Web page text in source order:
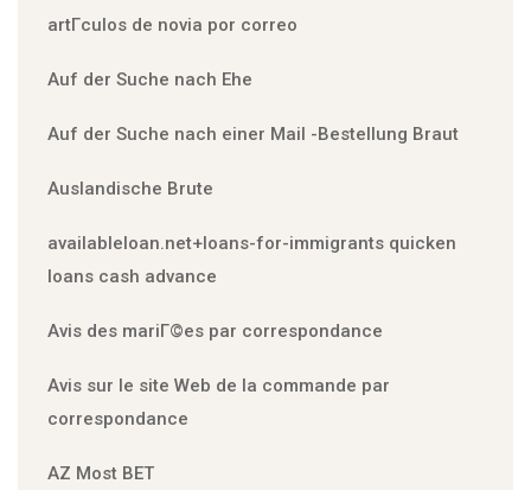
artГ­culos de novia por correo
Auf der Suche nach Ehe
Auf der Suche nach einer Mail -Bestellung Braut
Auslandische Brute
availableloan.net+loans-for-immigrants quicken
loans cash advance
Avis des mariГ©es par correspondance
Avis sur le site Web de la commande par
correspondance
AZ Most BET